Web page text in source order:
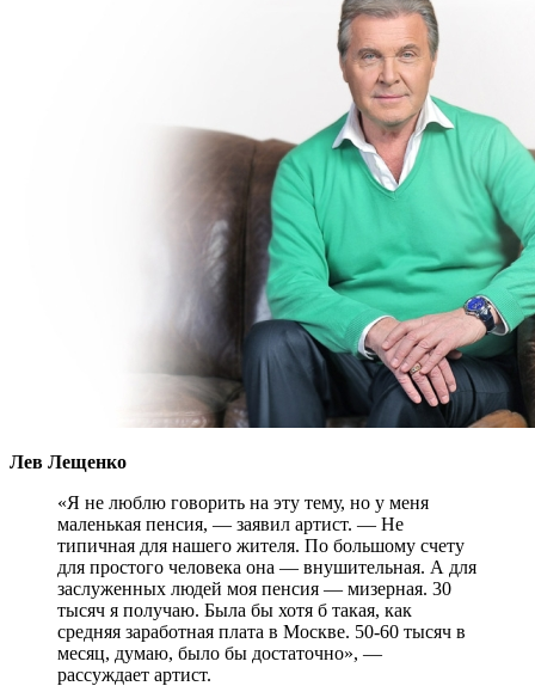
Лев Лещенко
«Я не люблю говорить на эту тему, но у меня
маленькая пенсия, — заявил артист. — Не
типичная для нашего жителя. По большому счету
для простого человека она — внушительная. А для
заслуженных людей моя пенсия — мизерная. 30
тысяч я получаю. Была бы хотя б такая, как
средняя заработная плата в Москве. 50-60 тысяч в
месяц, думаю, было бы достаточно», —
рассуждает артист.